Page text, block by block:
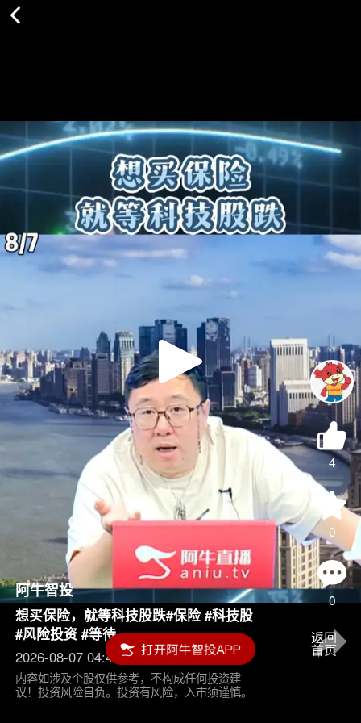
Play
Video
4
0
0
阿牛智投
想买保险，就等科技股跌#保险 #科技股
#风险投资 #等待
2026-08-07 04:45
内容如涉及个股仅供参考，不构成任何投资建
议！投资风险自负。投资有风险，入市须谨慎。